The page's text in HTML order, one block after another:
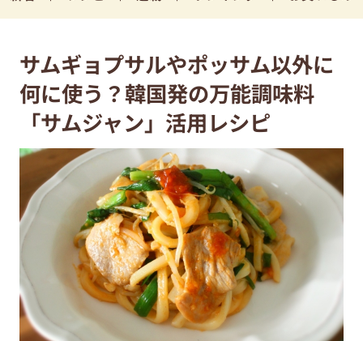
サムギョプサルやポッサム以外に
何に使う？韓国発の万能調味料
「サムジャン」活用レシピ